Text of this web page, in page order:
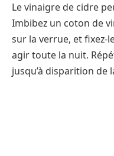
Le vinaigre de cidre
Imbibez un coton de
sur la verrue, et fixez-
agir toute la nuit.
jusqu’à disparition de